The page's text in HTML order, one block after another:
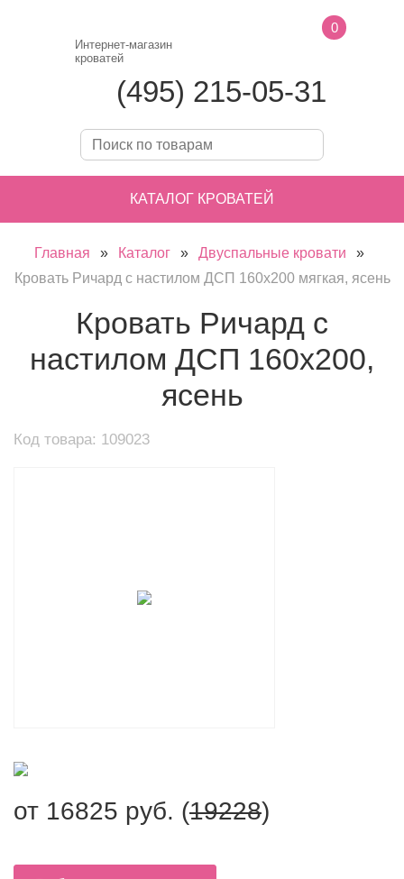
Интернет-магазин
кроватей
(495) 215-05-31
0
КАТАЛОГ КРОВАТЕЙ
Главная » Каталог » Двуспальные кровати
»
Кровать Ричард с настилом ДСП 160х200 мягкая, ясень
Кровать Ричард с
настилом ДСП 160х200,
ясень
Код товара: 109023
от 16825 руб. (19228)